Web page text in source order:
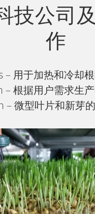
技公司
作
– 用于加热和冷却
– 根据用户需求生
– 微型叶片和新芽